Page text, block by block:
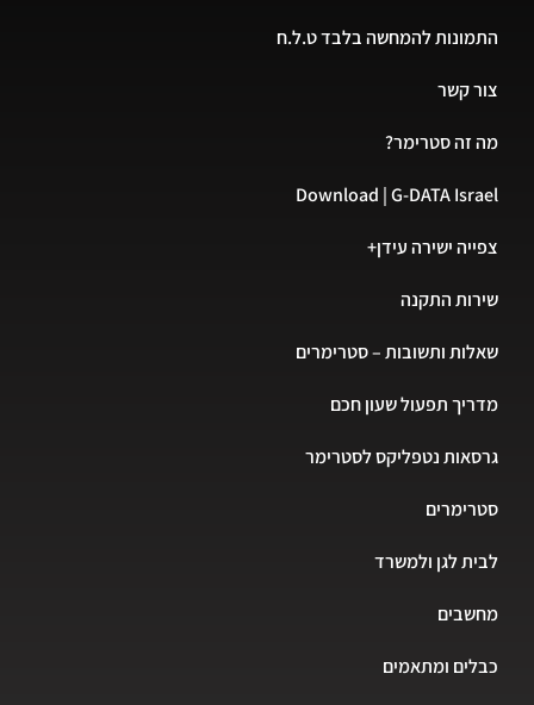
התמונות להמחשה בלבד ט.ל.ח
צור קשר
מה זה סטרימר?
Download | G-DATA Israel
צפייה ישירה עידן+
שירות התקנה
שאלות ותשובות – סטרימרים
מדריך תפעול שעון חכם
גרסאות נטפליקס לסטרימר
סטרימרים
לבית לגן ולמשרד
מחשבים
כבלים ומתאמים